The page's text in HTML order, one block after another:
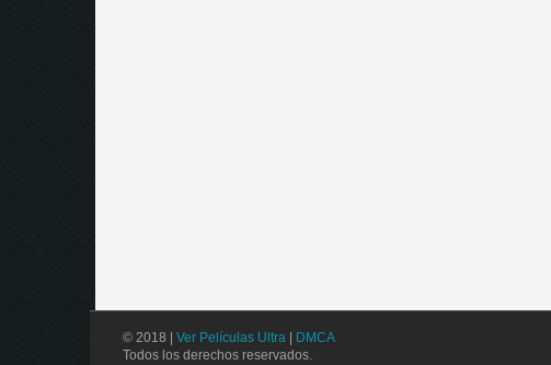
© 2018 | Ver Películas Ultra
DMCA
Todos los derechos reservados.